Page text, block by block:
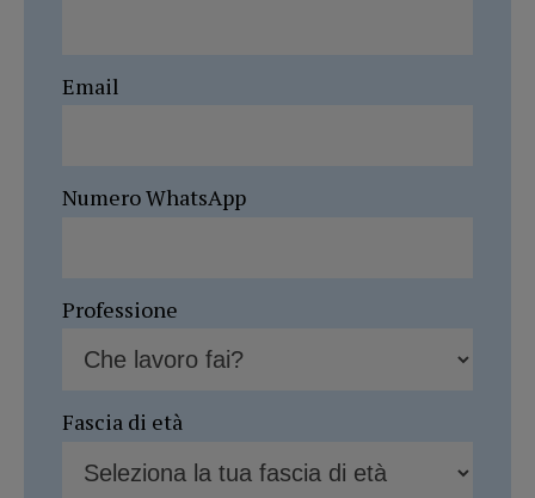
Email
Numero WhatsApp
Professione
Fascia di età